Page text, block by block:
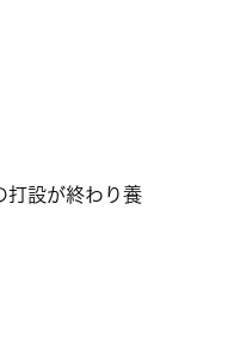
打設が終わり養